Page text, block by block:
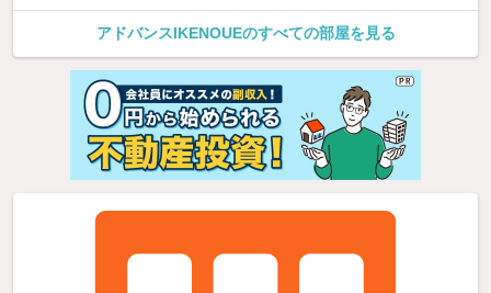
アドバンスIKENOUEのすべての部屋を見る